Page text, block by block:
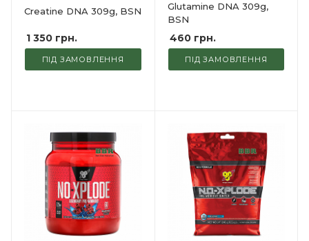
Creatine DNA 309g, BSN
1 350 грн.
ПІД ЗАМОВЛЕННЯ
Glutamine DNA 309g,
BSN
460грн.
ПІД ЗАМОВЛЕННЯ